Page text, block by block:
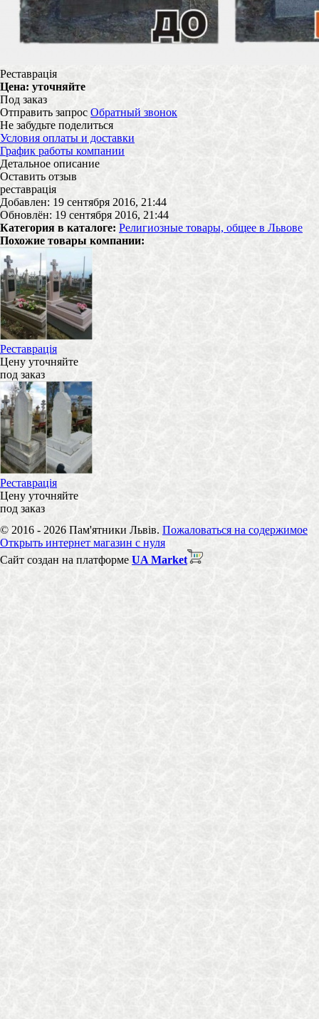
Реставрація
Цена: уточняйте
Под заказ
Отправить запрос Обратный звонок
Не забудьте поделиться
Условия оплаты и доставки
График работы компании
Детальное описание
Оставить отзыв
реставрація
Добавлен: 19 сентября 2016, 21:44
Обновлён: 19 сентября 2016, 21:44
Категория в каталоге: Религиозные товары, общее в Львове
Похожие товары компании:
Реставрація
Цену уточняйте
под заказ
Реставрація
Цену уточняйте
под заказ
© 2016 - 2026 Пам'ятники Львів. Пожаловаться на содержимое
Открыть интернет магазин с нуля
Сайт создан на платформе UA Market